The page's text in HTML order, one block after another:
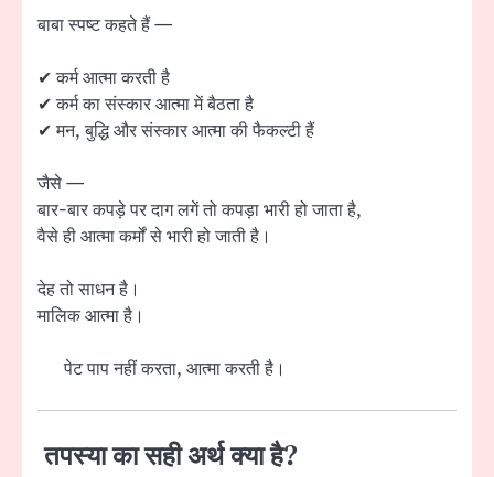
बाबा स्पष्ट कहते हैं —
✔ कर्म आत्मा करती है
✔ कर्म का संस्कार आत्मा में बैठता है
✔ मन, बुद्धि और संस्कार आत्मा की फैकल्टी हैं
जैसे —
बार-बार कपड़े पर दाग लगें तो कपड़ा भारी हो जाता है,
वैसे ही आत्मा कर्मों से भारी हो जाती है।
देह तो साधन है।
मालिक आत्मा है।
पेट पाप नहीं करता, आत्मा करती है।
तपस्या का सही अर्थ क्या है?